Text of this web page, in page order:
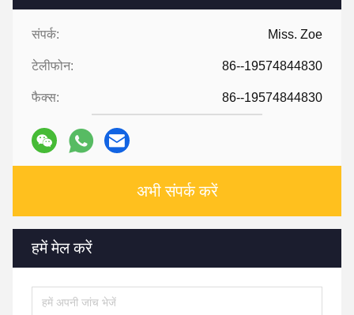
संपर्क: Miss. Zoe
टेलीफोन: 86--19574844830
फैक्स: 86--19574844830
अभी संपर्क करें
हमें मेल करें